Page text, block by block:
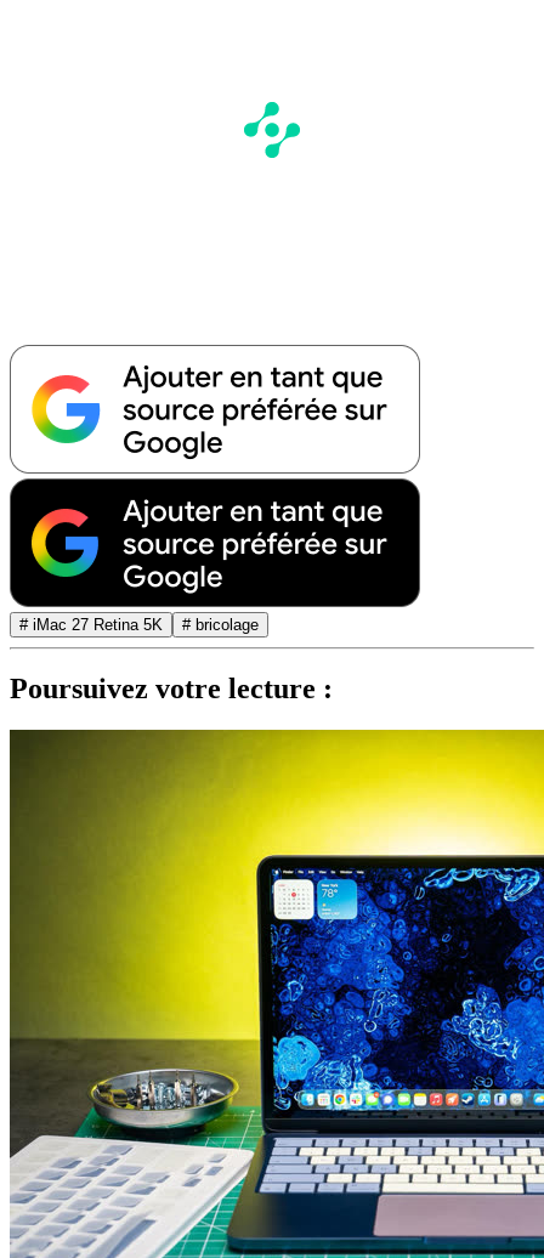
# iMac 27 Retina 5K # bricolage
Poursuivez votre lecture :